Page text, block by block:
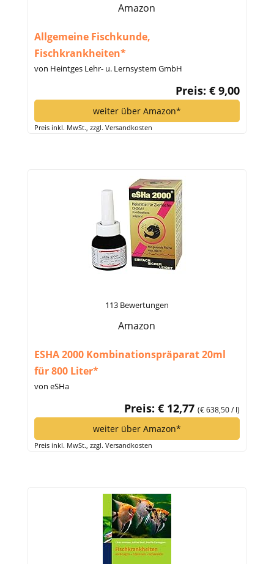
Amazon
Allgemeine Fischkunde,
Fischkrankheiten*
von Heintges Lehr- u. Lernsystem GmbH
Preis: € 9,00
weiter über Amazon*
Preis inkl. MwSt., zzgl. Versandkosten
113 Bewertungen
Amazon
ESHA 2000 Kombinationspräparat 20ml
für 800 Liter*
von eSHa
Preis: € 12,77(€ 638,50 / l)
weiter über Amazon*
Preis inkl. MwSt., zzgl. Versandkosten